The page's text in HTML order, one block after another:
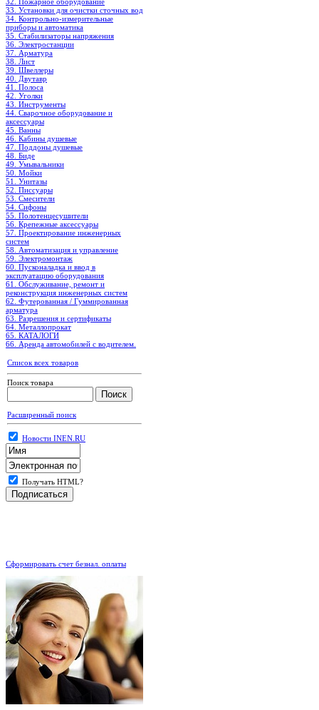
33. Установки для очистки сточных вод
34. Контрольно-измерительные
приборы и автоматика
35. Стабилизаторы напряжения
36. Электростанции
37. Арматура
38. Лист
39. Швеллеры
40. Двутавр
41. Полоса
42. Уголки
43. Инструменты
44. Сварочное оборудование и
аксессуары
45. Ванны
46. Кабины душевые
47. Поддоны душевые
48. Биде
49. Умывальники
50. Мойки
51. Унитазы
52. Писсуары
53. Смесители
54. Сифоны
55. Полотенцесушители
56. Крепежные аксессуары
57. Проектирование инженерных
систем
58. Автоматизация и управление
59. Электромонтаж
60. Пусконаладка и ввод в
эксплуатацию оборудования
61. Обслуживание, ремонт и
реконструкция инженерных систем
62. Футерованная / Гуммированная
арматура
63. Разрешения и сертификаты
64. Металлопрокат
65. КАТАЛОГИ
66. Аренда автомобилей с водителем.
Список всех товаров
Поиск товара
Расширенный поиск
Новости INEN.RU
Получать HTML?
Сформировать счет безнал. оплаты